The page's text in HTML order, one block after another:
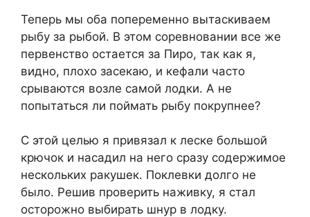
Теперь мы оба попеременно вытаскиваем
рыбу за рыбой. В этом соревновании все же
первенство остается за Пиро, так как я,
видно, плохо засекаю, и кефали часто
срываются возле самой лодки. А не
попытаться ли поймать рыбу покрупнее?
С этой целью я привязал к леске большой
крючок и насадил на него сразу содержимое
нескольких ракушек. Поклевки долго не
было. Решив проверить наживку, я стал
осторожно выбирать шнур в лодку.